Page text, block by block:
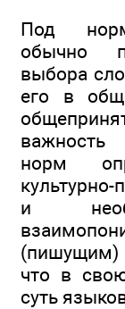
Под
обычно
выбора
его в
важность
норм
и
что в
суть